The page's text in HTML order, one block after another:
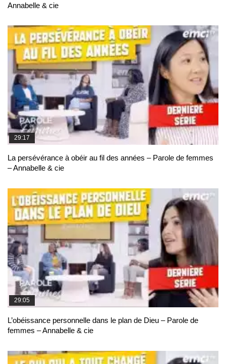
Annabelle & cie
29:17
La persévérance à obéir au fil des années – Parole de femmes
– Annabelle & cie
29:05
L’obéissance personnelle dans le plan de Dieu – Parole de
femmes – Annabelle & cie